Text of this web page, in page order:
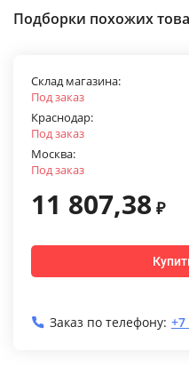
Подборки похожих
Склад магазина:
Под заказ
Краснодар:
Под заказ
Москва:
Под заказ
11 807,38 ₽
Заказ по телефону: +7